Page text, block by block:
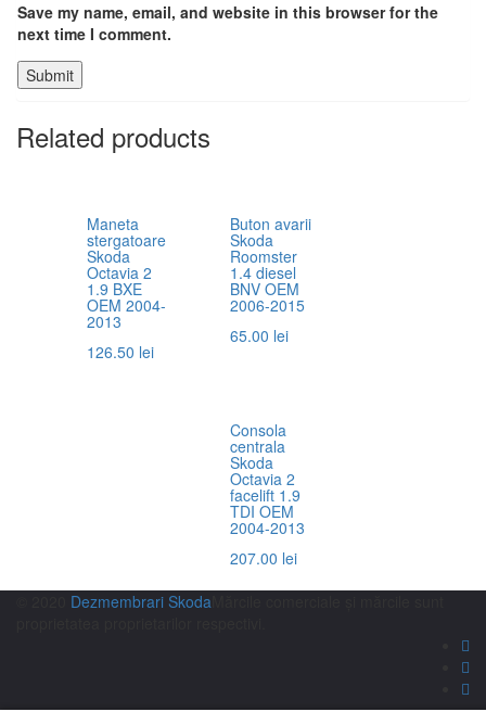
Save my name, email, and website in this browser for the
next time I comment.
Related products
Maneta
stergatoare
Skoda
Octavia 2
1.9 BXE
OEM 2004-
2013
126.50 lei
Buton avarii
Skoda
Roomster
1.4 diesel
BNV OEM
2006-2015
65.00 lei
Consola
centrala
Skoda
Octavia 2
facelift 1.9
TDI OEM
2004-2013
207.00 lei
Dezmembrari Skoda